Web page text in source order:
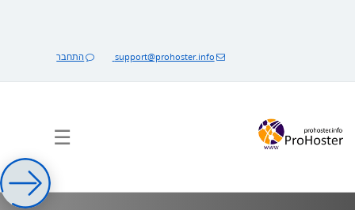
support@prohoster.info התחבר
☰